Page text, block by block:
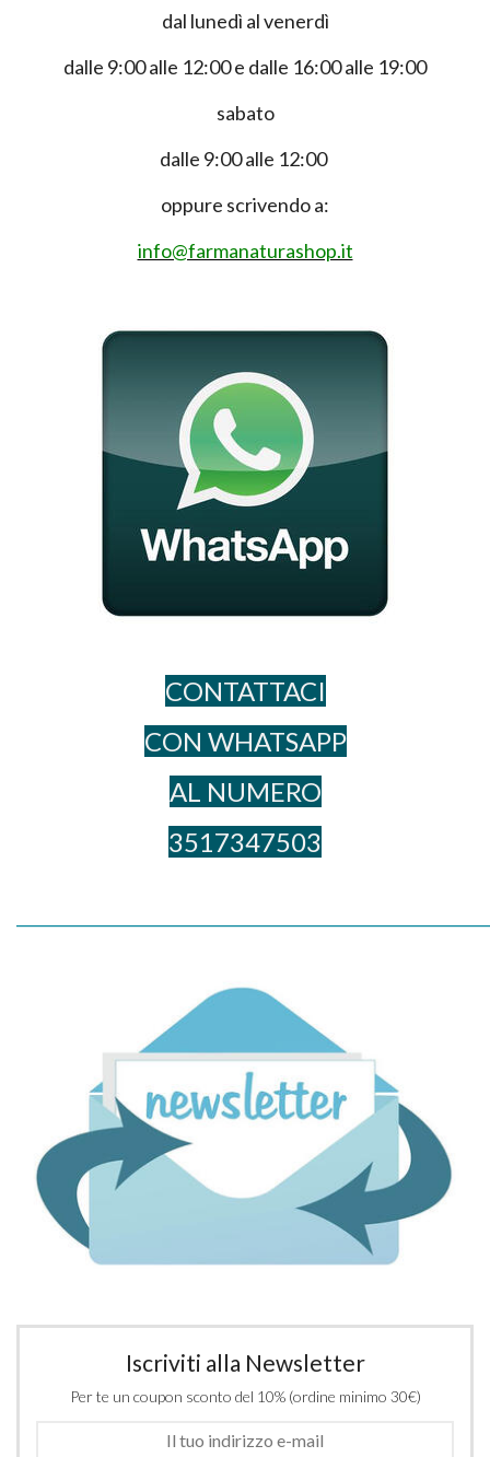
dal lunedì al venerdì
dalle 9:00 alle 12:00 e dalle 16:00 alle 19:00
sabato
dalle 9:00 alle 12:00
oppure scrivendo a:
info@farmanaturashop.it
CONTATTACI
CON WHATSAPP
AL NUME​RO
3517347503
Iscriviti alla Newsletter
Per te un coupon sconto del 10% (ordine minimo 30€)